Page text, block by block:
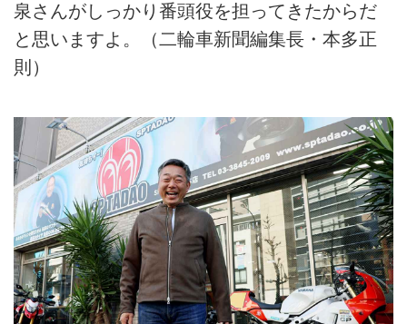
泉さんがしっかり番頭役を担ってきたからだ
と思いますよ。（二輪車新聞編集長・本多正
則）